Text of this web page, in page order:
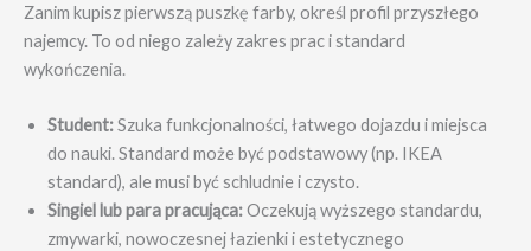
Zanim kupisz pierwszą puszkę farby, określ profil przyszłego
najemcy. To od niego zależy zakres prac i standard
wykończenia.
Student:Szuka funkcjonalności, łatwego dojazdu i miejsca
do nauki. Standard może być podstawowy (np. IKEA
standard), ale musi być schludnie i czysto.
Singiel lub para pracująca:Oczekują wyższego standardu,
zmywarki, nowoczesnej łazienki i estetycznego